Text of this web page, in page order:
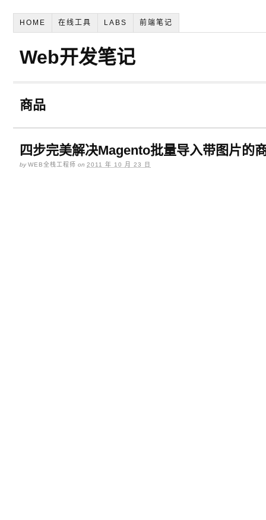
HOME 在线工具 LABS 前端笔记
Web开发笔记
商品
四步完美解决Magento批量导入带图片的
byWEB全栈工程师 on 2011 年 10 月 23 日